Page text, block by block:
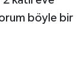
böyle bir